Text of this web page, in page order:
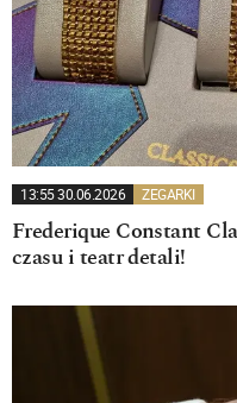
13:55 30.06.2026 ZEGARKI
Frederique Constant
czasu i teatr detali!